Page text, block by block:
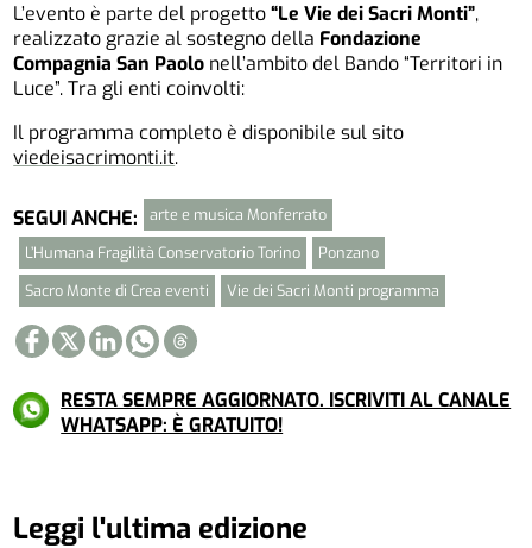
L’evento è parte del progetto“Le Vie dei Sacri Monti”,
realizzato grazie al sostegno della Fondazione
Compagnia San Paolo nell’ambito del Bando “Territori in
Luce”. Tra gli enti coinvolti:
Il programma completo è disponibile sul sito
viedeisacrimonti.it.
SEGUI ANCHE:
arte e musica Monferrato
L’Humana Fragilità Conservatorio Torino
Ponzano
Sacro Monte di Crea eventi
Vie dei Sacri Monti programma
RESTA SEMPRE AGGIORNATO. ISCRIVITI AL CANALE
WHATSAPP: È GRATUITO!
Leggi l'ultima edizione